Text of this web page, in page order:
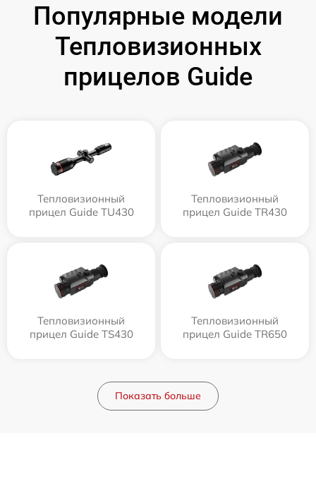
Популярные модели
Тепловизионных
прицелов Guide
Тепловизионный
прицел Guide TU430
Тепловизионный
прицел Guide TR430
Тепловизионный
прицел Guide TS430
Тепловизионный
прицел Guide TR650
Показать больше